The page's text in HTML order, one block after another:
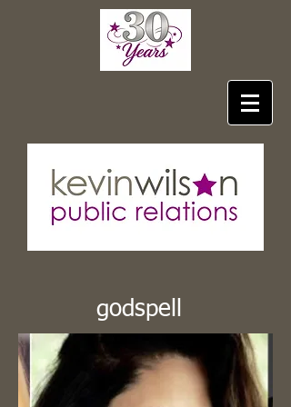
godspell